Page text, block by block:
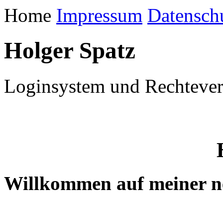
Home Impressum
Holger Spatz
Loginsystem und
Willkommen auf meiner